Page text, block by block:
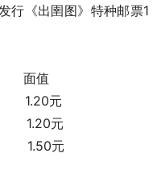
《出圉图》特种邮票1
值
1.20元
1.20元
1.50元